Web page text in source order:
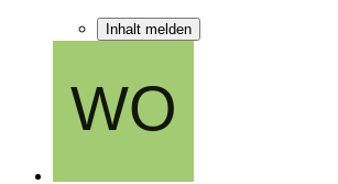
Inhalt melden